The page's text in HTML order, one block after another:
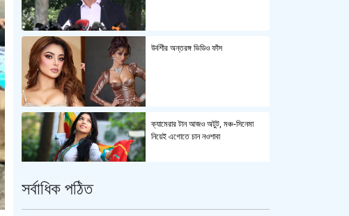
উর্বশীর অন্তরঙ্গ ভিডিও ফাঁস
ক্যামেরার টান আজও অটুট, মঞ্চ-সিনেমা
নিয়েই এগোতে চান নওশাবা
আগস্ট
সর্বাধিক পঠিত